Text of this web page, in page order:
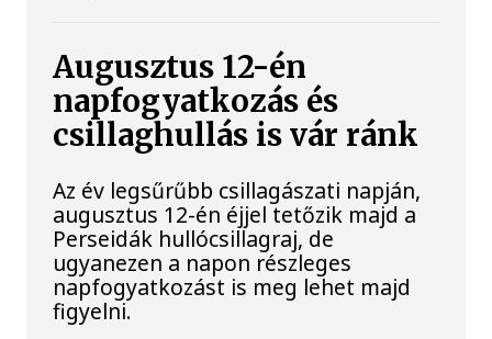
Augusztus 12-én
napfogyatkozás és
csillaghullás is vár ránk
Az év legsűrűbb csillagászati napján,
augusztus 12-én éjjel tetőzik majd a
Perseidák hullócsillagraj, de
ugyanezen a napon részleges
napfogyatkozást is meg lehet majd
figyelni.